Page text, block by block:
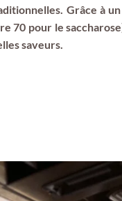
Grâce à
70 pour le
saveurs.